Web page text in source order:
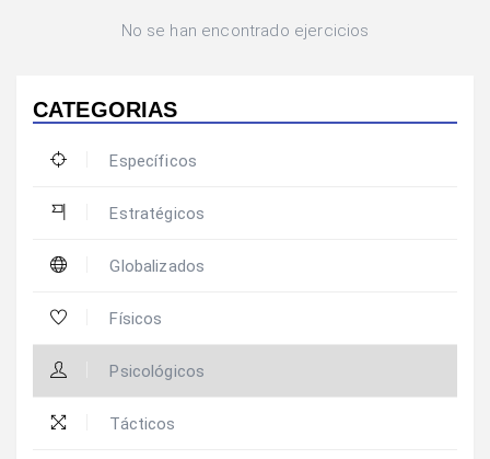
No se han encontrado ejercicios
CATEGORIAS
Específicos
Estratégicos
Globalizados
Físicos
Psicológicos
Tácticos